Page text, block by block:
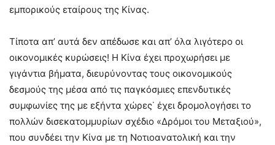
εμπορικούς εταίρους της Κίνας.
Τίποτα απ’ αυτά δεν απέδωσε και απ’ όλα λιγότερο οι
οικονομικές κυρώσεις! Η Κίνα έχει προχωρήσει με
γιγάντια βήματα, διευρύνοντας τους οικονομικούς
δεσμούς της μέσα από τις παγκόσμιες επενδυτικές
συμφωνίες της με εξήντα χώρες˙ έχει δρομολογήσει το
πολλών δισεκατομμυρίων σχέδιο «Δρόμοι του Μεταξιού»,
που συνδέει την Κίνα με τη Νοτιοανατολική και την